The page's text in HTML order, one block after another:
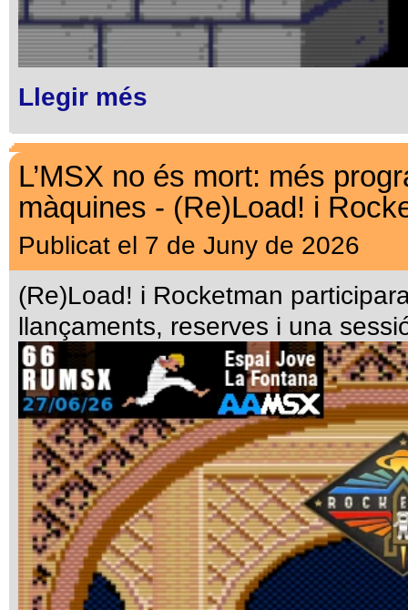
Llegir més
L’MSX no és mort: més
màquines - (Re)Load! i
Publicat el 7 de Juny de 2026
(Re)Load! i Rocketman
llançaments, reserves i una